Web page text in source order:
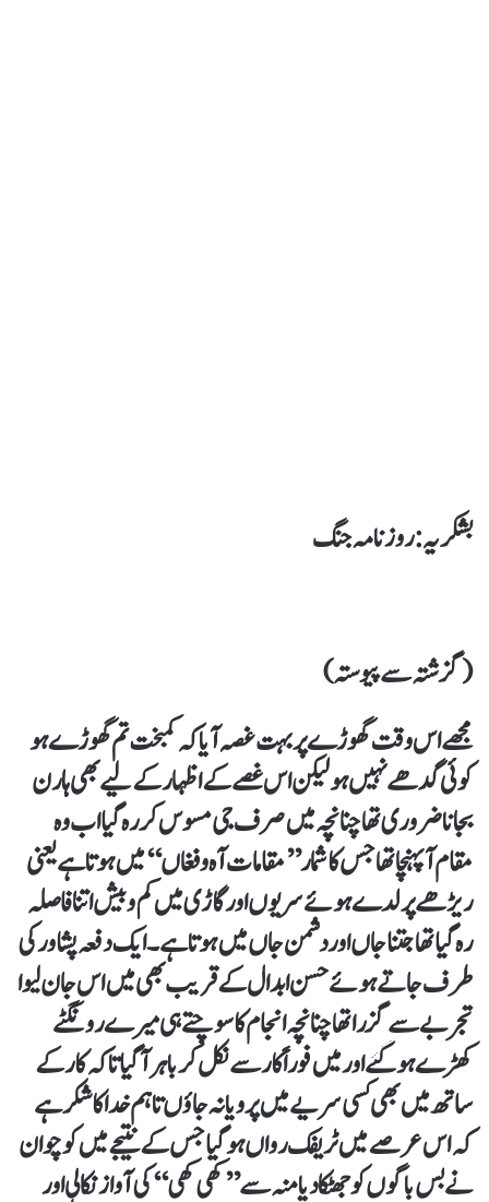
بشکریہ : روزنامہ جنگ
(گزشتہ سے پیوستہ)
مجھے اس وقت گھوڑے پر بہت غصہ آیا کہ کمبخت تم گھوڑے ہو
کوئی گدھے نہیں ہو لیکن اس غصے کے اظہار کے لیے بھی ہارن
بجانا ضروری تھا چنانچہ میں صرف جی مسوس کر رہ گیا اب وہ
مقام آ پہنچا تھا جس کا شمار’’مقامات آہ وفغاں‘‘میں ہوتا ہے یعنی
ریڑھے پر لدے ہوئے سریوں اور گاڑی میں کم و بیش اتنا فاصلہ
رہ گیا تھا جتنا جاں اور دشمن جاں میں ہوتا ہے۔ ایک دفعہ پشاور کی
طرف جاتے ہوئے حسن ابدال کے قریب بھی میں اس جان لیوا
تجربے سے گزرا تھا چنانچہ انجام کا سوچتے ہی میرے رونگٹے
کھڑے ہو گئے اور میں فوراً کار سے نکل کر باہر آ گیا تا کہ کار کے
ساتھ میں بھی کسی سریے میں پرویا نہ جاؤں تاہم خدا کا شکر ہے
کہ اس عرصے میں ٹریفک رواں ہو گیا جس کے نتیجے میں کوچوان
نے بس باگوں کو جھٹکا دیا منہ سے’’ کھی کھی‘‘کی آواز نکالی اور